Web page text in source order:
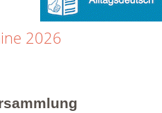
2026